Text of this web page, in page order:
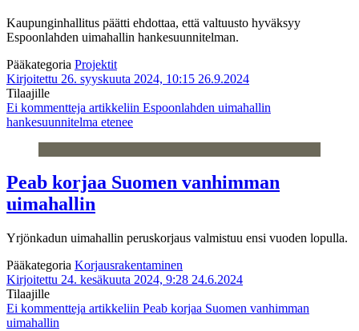
Kaupunginhallitus päätti ehdottaa, että valtuusto hyväksyy
Espoonlahden uimahallin hankesuunnitelman.
Pääkategoria Projektit
Kirjoitettu 26. syyskuuta 2024, 10:15 26.9.2024
Tilaajille
Ei kommentteja artikkeliin Espoonlahden uimahallin
hankesuunnitelma etenee
Peab korjaa Suomen vanhimman
uimahallin
Yrjönkadun uimahallin peruskorjaus valmistuu ensi vuoden lopulla.
Pääkategoria Korjausrakentaminen
Kirjoitettu 24. kesäkuuta 2024, 9:28 24.6.2024
Tilaajille
Ei kommentteja artikkeliin Peab korjaa Suomen vanhimman
uimahallin